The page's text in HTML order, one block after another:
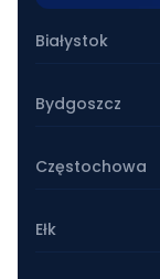
Białystok
Bydgoszcz
Częstochowa
Ełk